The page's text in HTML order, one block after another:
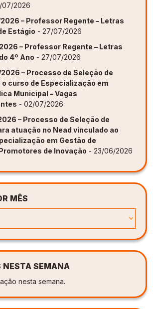
07/2026
– Professor Regente – Letras
Estágio - 27/07/2026
– Professor Regente – Letras
4º Ano - 27/07/2026
– Processo de Seleção de
o curso de Especialização em
Municipal – Vagas
- 02/07/2026
– Processo de Seleção de
atuação no Nead vinculado ao
em Gestão de
de Inovação - 23/06/2026
MÊS
NESTA SEMANA
nesta semana.